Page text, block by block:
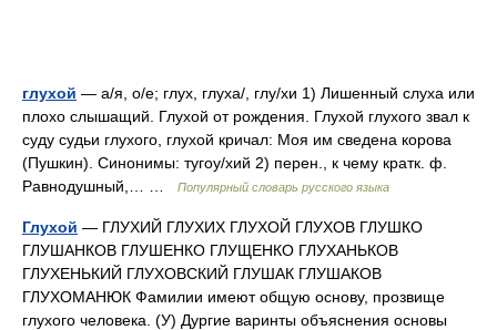
глухой — а/я, о/е; глух, глуха/, глу/хи 1) Лишенный слуха или
плохо слышащий. Глухой от рождения. Глухой глухого звал к
суду судьи глухого, глухой кричал: Моя им сведена корова
(Пушкин). Синонимы: тугоу/хий 2) перен., к чему кратк. ф.
Равнодушный,… …
Популярный словарь русского языка
Глухой — ГЛУХИЙ ГЛУХИХ ГЛУХОЙ ГЛУХОВ ГЛУШКО
ГЛУШАНКОВ ГЛУШЕНКО ГЛУЩЕНКО ГЛУХАНЬКОВ
ГЛУХЕНЬКИЙ ГЛУХОВСКИЙ ГЛУШАК ГЛУШАКОВ
ГЛУХОМАНЮК Фамилии имеют общую основу, прозвище
глухого человека. (У) Дургие варинты объяснения основы